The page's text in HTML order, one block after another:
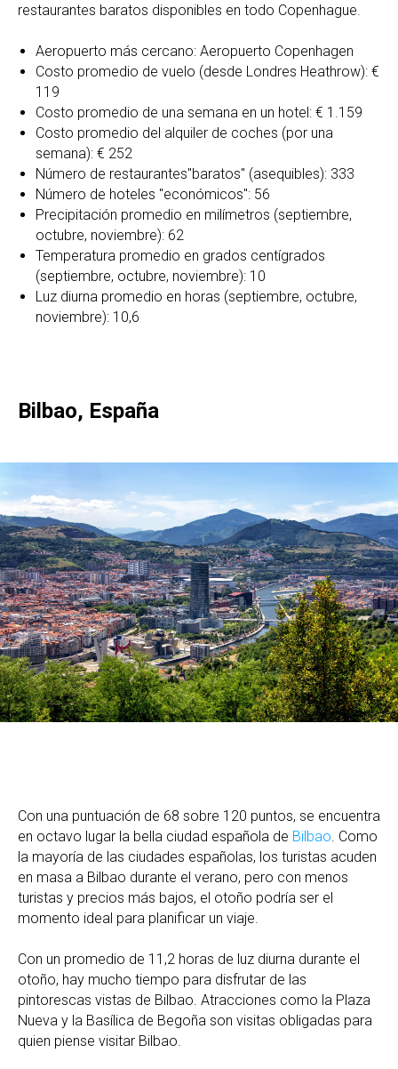
restaurantes baratos disponibles en todo Copenhague.
Aeropuerto más cercano: Aeropuerto Copenhagen
Costo promedio de vuelo (desde Londres Heathrow): €
119
Costo promedio de una semana en un hotel: € 1.159
Costo promedio del alquiler de coches (por una
semana): € 252
Número de restaurantes"baratos" (asequibles): 333
Número de hoteles "económicos": 56
Precipitación promedio en milímetros (septiembre,
octubre, noviembre): 62
Temperatura promedio en grados centígrados
(septiembre, octubre, noviembre): 10
Luz diurna promedio en horas (septiembre, octubre,
noviembre): 10,6
Bilbao, España
Con una puntuación de 68 sobre 120 puntos, se encuentra
en octavo lugar la bella ciudad española de Bilbao. Como
la mayoría de las ciudades españolas, los turistas acuden
en masa a Bilbao durante el verano, pero con menos
turistas y precios más bajos, el otoño podría ser el
momento ideal para planificar un viaje.
Con un promedio de 11,2 horas de luz diurna durante el
otoño, hay mucho tiempo para disfrutar de las
pintorescas vistas de Bilbao. Atracciones como la Plaza
Nueva y la Basílica de Begoña son visitas obligadas para
quien piense visitar Bilbao.